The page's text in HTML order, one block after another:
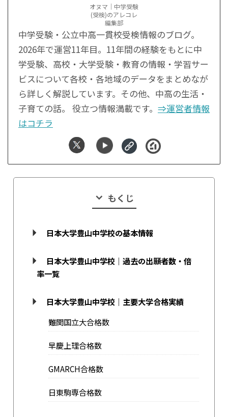
オヌマ｜中学受験
(受検)のアレコレ
編集部
中学受験・公立中高一貫校受検情報のブログ。
2026年で運営11年目。11年間の経験をもとに中
学受験、高校・大学受験・教育の情報・学習サー
ビスについて各校・各地域のデータをまとめなが
ら詳しく解説しています。その他、中高の生活・
子育ての話。 役立つ情報満載です。 ⇒運営者情報
はコチラ
もくじ
日本大学豊山中学校の基本情報
日本大学豊山中学校｜過去の出願者数・倍
率一覧
日本大学豊山中学校｜主要大学合格実績
難関国立大合格数
早慶上理合格数
GMARCH合格数
日東駒専合格数